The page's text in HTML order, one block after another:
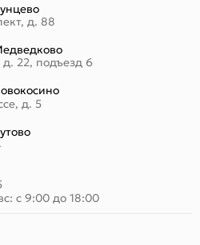
д. 88
22, подъезд 6
д. 5
с 9:00 до 18:00